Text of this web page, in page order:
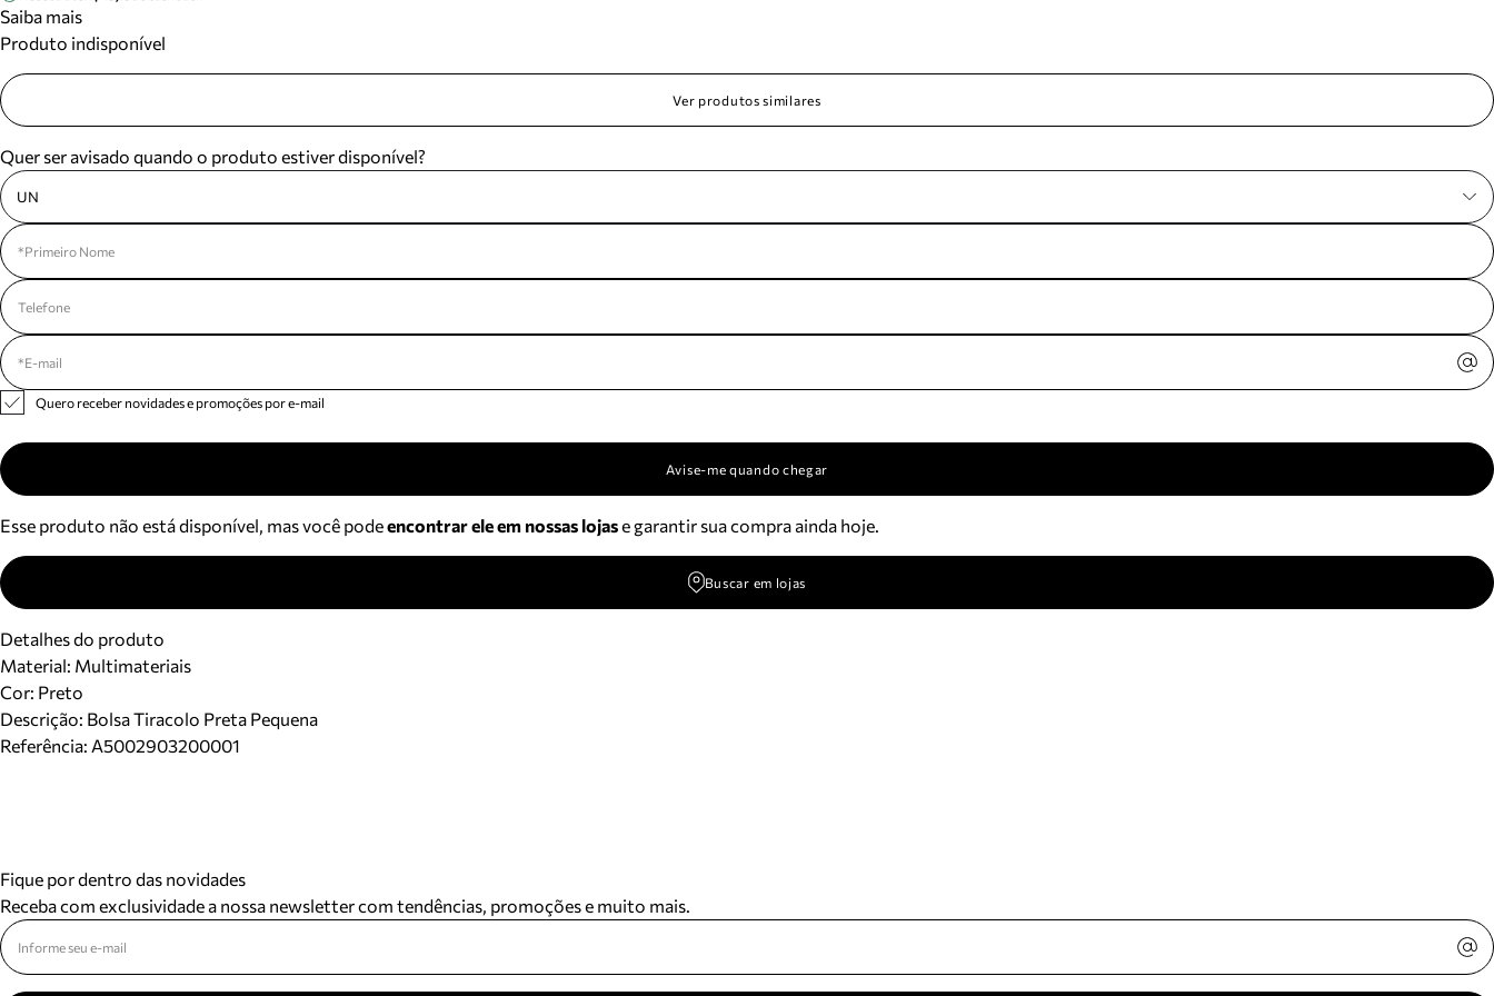
pedidos,
Acompanhe
Saiba mais
Produto indisponível
Ver produtos similares
Quer ser avisado quando o produto estiver disponível?
UN
Quero receber novidades e promoções por e-mail
Avise-me quando chegar
Esse produto não está disponível, mas você podeencontrar ele em nossas lojase garantir sua compra ainda hoje.
Buscar em lojas
Detalhes do produto
Material: Multimateriais
Cor: Preto
Descrição: Bolsa Tiracolo Preta Pequena
Referência: A5002903200001
Fique por dentro das novidades
Receba com exclusividade a nossa newsletter com tendências, promoções e muito mais.